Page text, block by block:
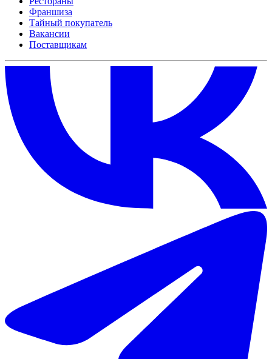
Франшиза
Тайный покупатель
Вакансии
Поставщикам